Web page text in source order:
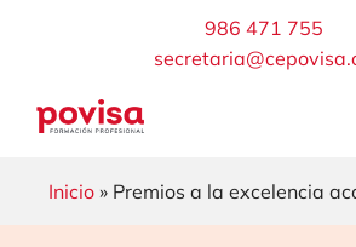
986 471 755
Inicio » Premios a la excelencia